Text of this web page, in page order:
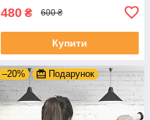
480 ₴ 600 ₴
Купити
–20% Подарунок